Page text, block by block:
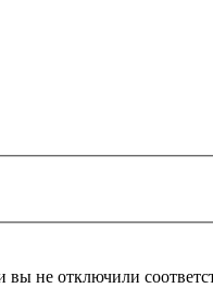
вы не отключили